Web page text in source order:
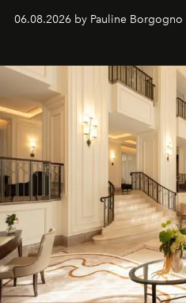
06.08.2026 by Pauline Borgogno